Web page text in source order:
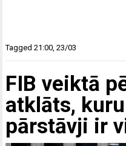
Tagged21:00,23/03
FIB veiktā
atklāts,
pārstāvji ir